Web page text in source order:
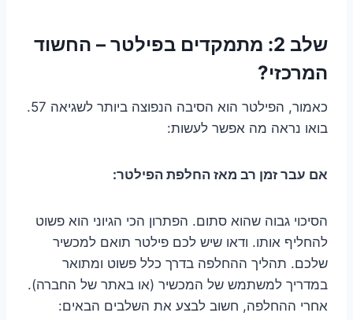
שלב 2: מתמקדים בפילטר – החשוד
המרכזי?
כאמור, הפילטר הוא הסיבה הנפוצה ביותר לשגיאה 57.
בואו נראה מה אפשר לעשות:
אם עבר זמן רב מאז החלפת הפילטר:
הסיכוי גבוה שהוא סתום. הפתרון הכי הגיוני הוא פשוט
להחליף אותו. ודאו שיש לכם פילטר תואם למכשיר
שלכם. תהליך ההחלפה בדרך כלל פשוט ומתואר
במדריך למשתמש של המכשיר (או באתר של החברה).
אחרי ההחלפה, חשוב לבצע את השלבים הבאים: